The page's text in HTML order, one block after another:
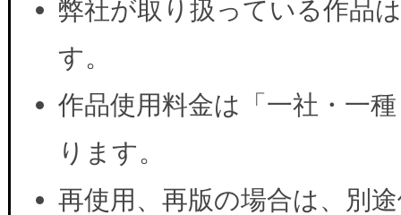
弊社が取り扱っている作品
す。
作品使用料金は「一社・一
ります。
再使用、再版の場合は、別